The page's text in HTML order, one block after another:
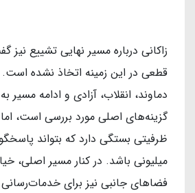
زاکانی درباره مسیر نهایی تشییع نیز
قطعی در این زمینه اتخاذ نشده است.
دماوند، انقلاب، آزادی و ادامه
گزینه‌های اصلی مورد بررسی است،
ظرفیتی بستگی دارد که بتواند
میلیونی باشد. در کنار مسیر اصلی،
فضاهای جانبی نیز برای